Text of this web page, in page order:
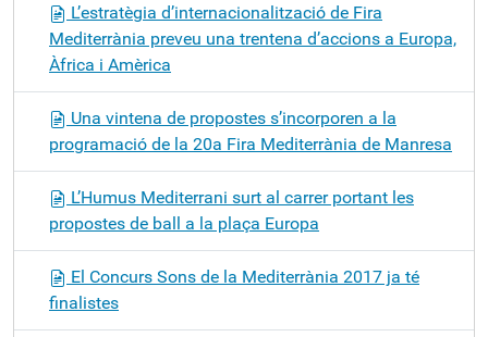
L’estratègia d’internacionalització de Fira
Mediterrània preveu una trentena d’accions a Europa,
Àfrica i Amèrica
Una vintena de propostes s’incorporen a la
programació de la 20a Fira Mediterrània de Manresa
L’Humus Mediterrani surt al carrer portant les
propostes de ball a la plaça Europa
El Concurs Sons de la Mediterrània 2017 ja té
finalistes